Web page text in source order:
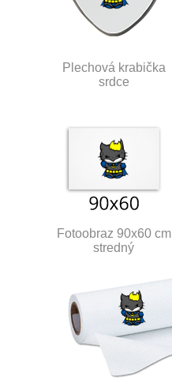
Plechová krabička
srdce
Fotoobraz 90x60 cm
stredný